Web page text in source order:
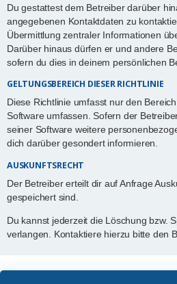
Du gestattest dem Betreiber darüber
angegebenen Kontaktdaten zu
Übermittlung zentraler Informationen
Darüber hinaus dürfen er und andere
sofern du dies in deinem persönlichen
GELTUNGSBEREICH DIESER RICHTLINIE
Diese Richtlinie umfasst nur den
Software umfassen. Sofern der
seiner Software weitere
dich darüber gesondert informieren.
AUSKUNFTSRECHT
Der Betreiber erteilt dir auf Anfrage
gespeichert sind.
Du kannst jederzeit die Löschung bzw.
verlangen. Kontaktiere hierzu bitte den